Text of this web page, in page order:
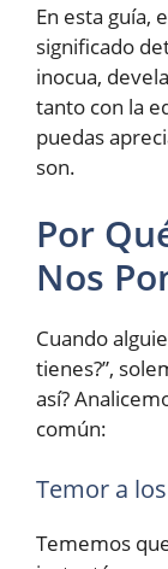
En esta guía,
significado
inocua,
tanto con la
puedas
son.
Por
Nos
Cuando
tienes?”,
así?
común:
Temor a
Tememos